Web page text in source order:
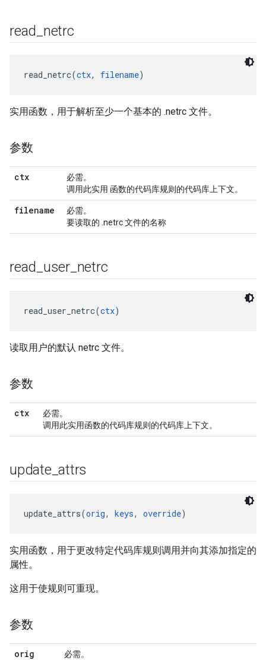
read netrc
read_netrc(ctx, filename
实用函数，用于解析至少一个基本的 .netrc 文件。
参数
ctx
必需。
调用此实用 函数的代码库规则的代码库上下文。
filename
必需。
要读取的 .netrc 文件的名称
read user_ netrc
read_user_netrc(ctx
读取用户的默认 netrc 文件。
参数
ctx
必需。
调用此实用函数的代码库规则的代码库上下文。
update _attrs
update_attrs(orig, keys, override
实用函数，用于更改特定代码库规则调用并向其添加指定的
属性。
这用于使规则可重现。
参数
orig
必需。